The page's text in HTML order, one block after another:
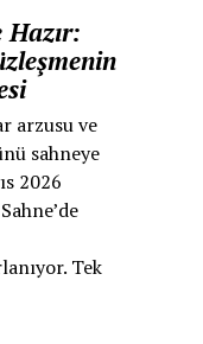
Hazır:
arzusu ve
sahneye
2026
Tek